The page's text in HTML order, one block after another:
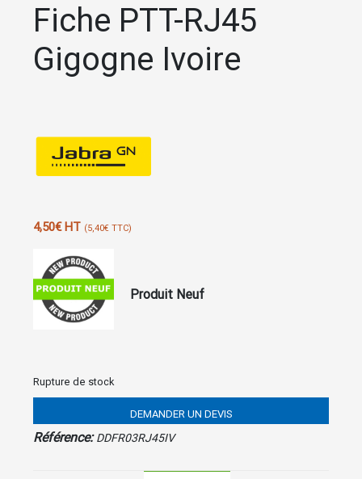
Fiche PTT-RJ45
Gigogne Ivoire
4,50€HT (5,40€ TTC)
Produit Neuf
Rupture de stock
DEMANDER UN DEVIS
Référence:DDFR03RJ45IV